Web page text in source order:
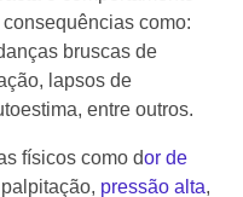
como:
bruscas de
lapsos de
entre outros.
físicos como dor de
pressão alta,